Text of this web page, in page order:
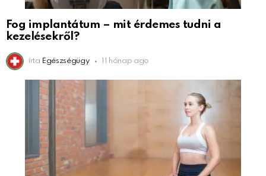
Fog implantátum – mit érdemes tudni a
kezelésekről?
írta Egészségügy 11 hónap ago